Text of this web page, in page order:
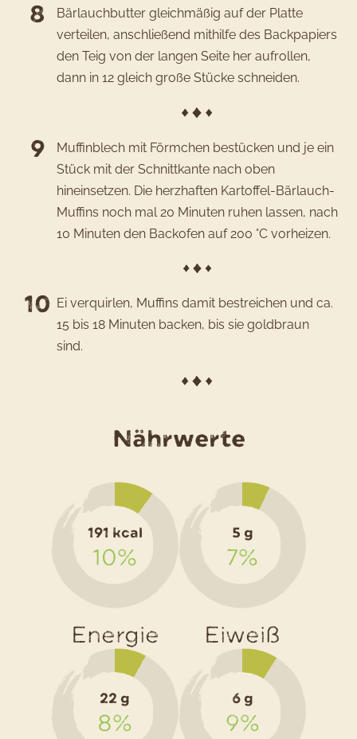
Bärlauchbutter gleichmäßig auf der Platte
verteilen, anschließend mithilfe des Backpapiers
den Teig von der langen Seite her aufrollen,
dann in 12 gleich große Stücke schneiden.
Muffinblech mit Förmchen bestücken und je ein
Stück mit der Schnittkante nach oben
hineinsetzen. Die herzhaften Kartoffel-Bärlauch-
Muffins noch mal 20 Minuten ruhen lassen, nach
10 Minuten den Backofen auf 200 °C vorheizen.
Ei verquirlen, Muffins damit bestreichen und ca.
15 bis 18 Minuten backen, bis sie goldbraun
sind.
Nährwertefür
Rezept
Muffins
191 kcal
10%
Energie
5 g
7%
Eiweiß
22 g
8%
6 g
9%